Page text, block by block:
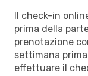
Il check-in
prima della
prenotazione
settimana
effettuare il